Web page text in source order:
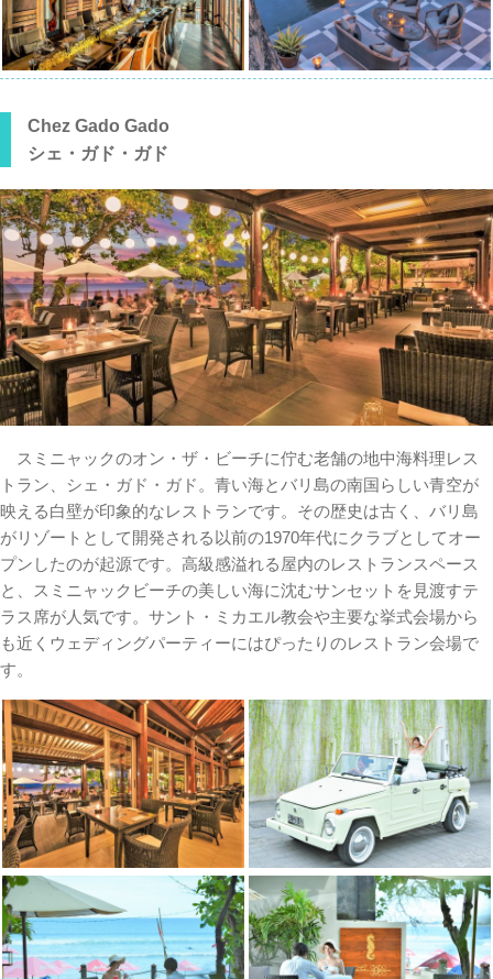
Chez Gado Gado
シェ・ガド・ガド
スミニャックのオン・ザ・ビーチに佇む老舗の地中海料理レス
トラン、シェ・ガド・ガド。青い海とバリ島の南国らしい青空が
映える白壁が印象的なレストランです。その歴史は古く、バリ島
がリゾートとして開発される以前の1970年代にクラブとしてオー
プンしたのが起源です。高級感溢れる屋内のレストランスペース
と、スミニャックビーチの美しい海に沈むサンセットを見渡すテ
ラス席が人気です。サント・ミカエル教会や主要な挙式会場から
も近くウェディングパーティーにはぴったりのレストラン会場で
す。